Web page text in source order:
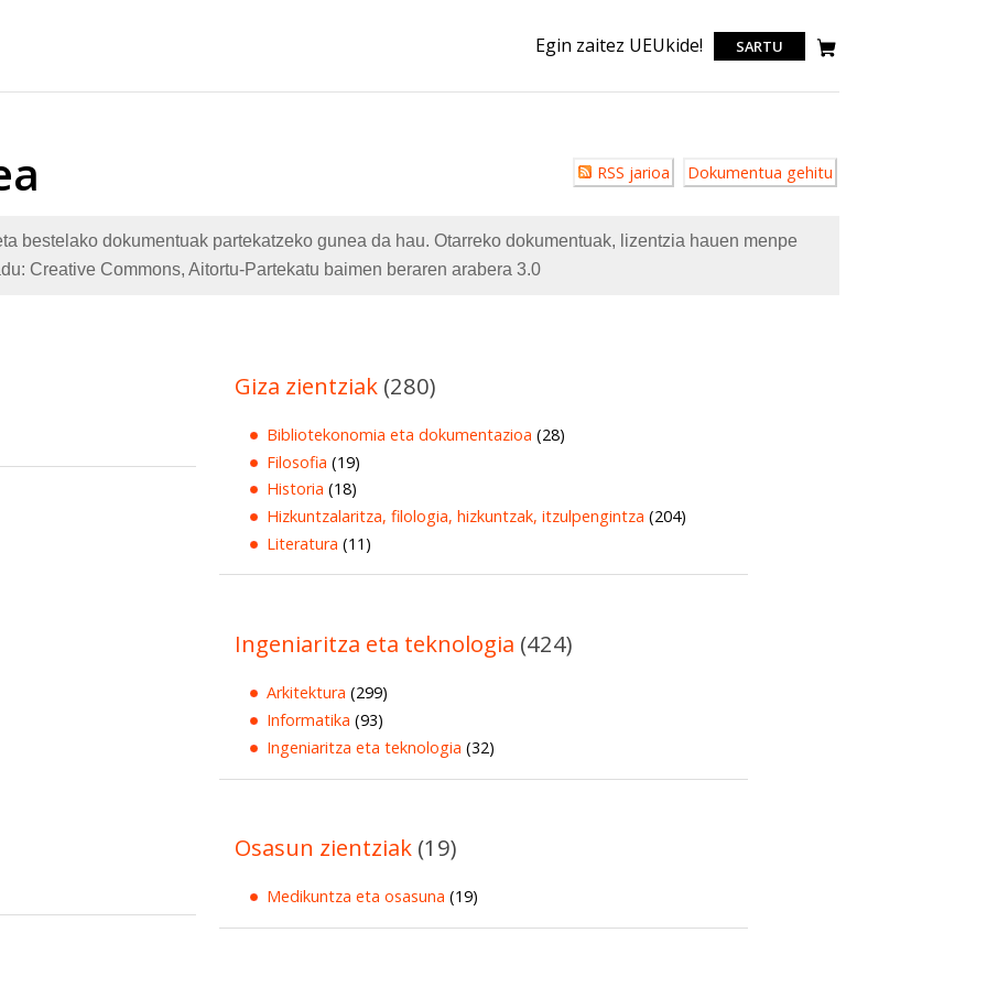
Egin zaitez UEUkide! SARTU
Erabiltzailearen
akzioak
RSS jarioa Dokumentua gehitu
bestelako dokumentuak partekatzeko gunea da hau. Otarreko dokumentuak, lizentzia hauen menpe
Creative Commons, Aitortu-Partekatu baimen beraren arabera 3.0
Giza zientziak (280)
Bibliotekonomia eta dokumentazioa (28)
Filosofia (19)
Historia (18)
Hizkuntzalaritza, filologia, hizkuntzak, itzulpengintza (204)
Literatura (11)
Ingeniaritza eta teknologia (424)
Arkitektura (299)
Informatika (93)
Ingeniaritza eta teknologia (32)
Osasun zientziak (19)
Medikuntza eta osasuna (19)